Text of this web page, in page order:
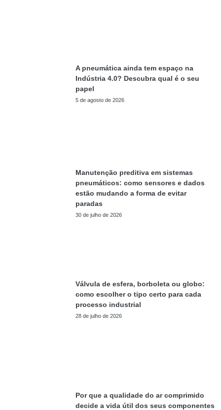
A pneumática ainda tem espaço na
Indústria 4.0? Descubra qual é o seu
papel
5 de agosto de 2026
Manutenção preditiva em sistemas
pneumáticos: como sensores e dados
estão mudando a forma de evitar
paradas
30 de julho de 2026
Válvula de esfera, borboleta ou globo:
como escolher o tipo certo para cada
processo industrial
28 de julho de 2026
Por que a qualidade do ar comprimido
decide a vida útil dos seus componentes